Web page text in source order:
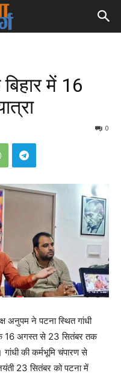
में 16
0
अनुपम ने पटना स्थित गांधी
16 अगस्त से 23 सितंबर तक
गांधी की कर्मभूमि चंपारण से
23 सितंबर को पटना में